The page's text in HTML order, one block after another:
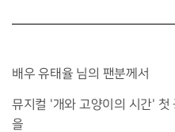
배우 유태율 님의 팬분께서
뮤지컬 '개와 고양이의 시간'
을